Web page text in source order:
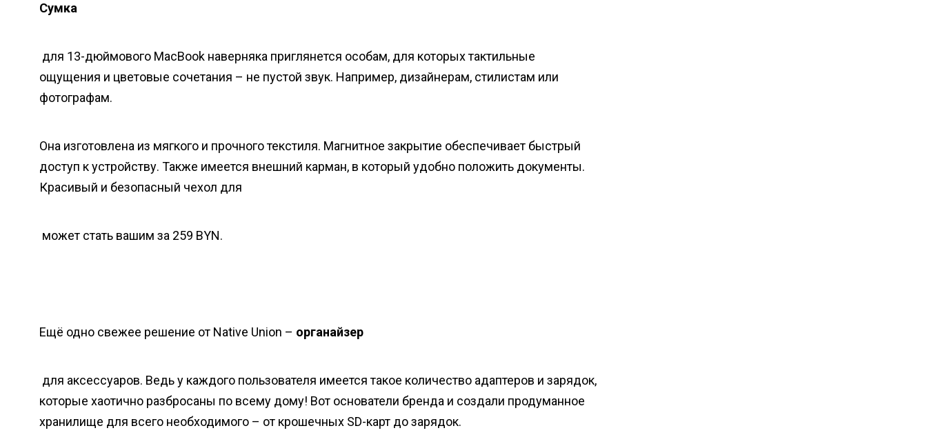
Сумка
для 13-дюймового MacBook наверняка приглянется особам, для которых тактильные
ощущения и цветовые сочетания – не пустой звук. Например, дизайнерам, стилистам или
фотографам.
Она изготовлена из мягкого и прочного текстиля. Магнитное закрытие обеспечивает быстрый
доступ к устройству. Также имеется внешний карман, в который удобно положить документы.
Красивый и безопасный чехол для
может стать вашим за 259 BYN.
Ещё одно свежее решение от Native Union – органайзер
для аксессуаров. Ведь у каждого пользователя имеется такое количество адаптеров и зарядок,
которые хаотично разбросаны по всему дому! Вот основатели бренда и создали продуманное
хранилище для всего необходимого – от крошечных SD-карт до зарядок.